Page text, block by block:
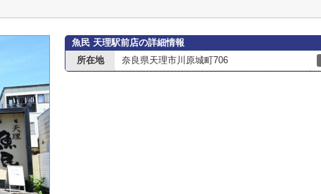
魚民 天理駅前店の詳細情報
所在地
奈良県天理市川原城町706